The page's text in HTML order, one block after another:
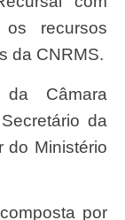
recursos
da CNRMS.
da
do Ministério